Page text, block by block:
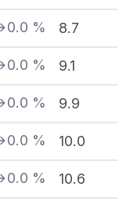
0.0 % 8.7
0.0 % 9.1
0.0 % 9.9
0.0 % 10.0
0.0 % 10.6